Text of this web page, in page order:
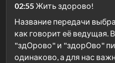
02:55 Жить здорово!
Название передачи
как говорит её ведущая.
"здОрово" и "здорОво"
одинаково, а для нас